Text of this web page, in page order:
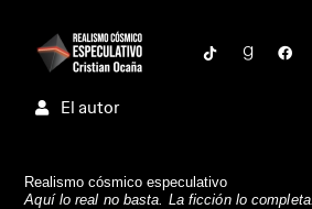
El autor
Realismo cósmico especulativo
Aquí lo real no basta. La ficción lo